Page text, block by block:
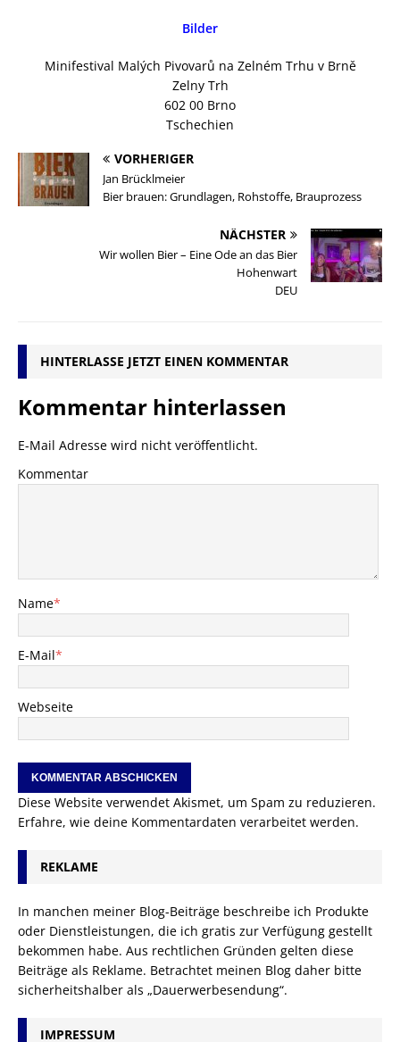
Bilder
Minifestival Malých Pivovarů na Zelném Trhu v Brně
Zelny Trh
602 00 Brno
Tschechien
VORHERIGER
Jan Brücklmeier
Bier brauen: Grundlagen, Rohstoffe, Brauprozess
NÄCHSTER
Wir wollen Bier – Eine Ode an das Bier
Hohenwart
DEU
HINTERLASSE JETZT EINEN KOMMENTAR
Kommentar hinterlassen
E-Mail Adresse wird nicht veröffentlicht.
Kommentar
Name*
E-Mail*
Webseite
Diese Website verwendet Akismet, um Spam zu reduzieren.
Erfahre, wie deine Kommentardaten verarbeitet werden.
REKLAME
In manchen meiner Blog-Beiträge beschreibe ich Produkte
oder Dienstleistungen, die ich gratis zur Verfügung gestellt
bekommen habe. Aus rechtlichen Gründen gelten diese
Beiträge als Reklame. Betrachtet meinen Blog daher bitte
sicherheitshalber als „Dauerwerbesendung“.
IMPRESSUM